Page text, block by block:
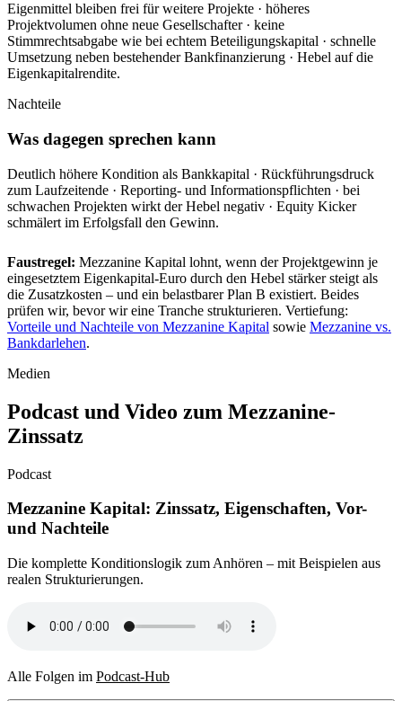
Eigenmittel bleiben frei für weitere Projekte · höheres
Projektvolumen ohne neue Gesellschafter · keine
Stimmrechtsabgabe wie bei echtem Beteiligungskapital · schnelle
Umsetzung neben bestehender Bankfinanzierung · Hebel auf die
Eigenkapitalrendite.
Nachteile
Was dagegen sprechen kann
Deutlich höhere Kondition als Bankkapital · Rückführungsdruck
zum Laufzeitende · Reporting- und Informationspflichten · bei
schwachen Projekten wirkt der Hebel negativ · Equity Kicker
schmälert im Erfolgsfall den Gewinn.
Faustregel: Mezzanine Kapital lohnt, wenn der Projektgewinn je
eingesetztem Eigenkapital-Euro durch den Hebel stärker steigt als
die Zusatzkosten – und ein belastbarer Plan B existiert. Beides
prüfen wir, bevor wir eine Tranche strukturieren. Vertiefung:
Vorteile und Nachteile von Mezzanine Kapital sowie Mezzanine vs.
Bankdarlehen.
Medien
Podcast und Video zum Mezzanine-
Zinssatz
Podcast
Mezzanine Kapital: Zinssatz, Eigenschaften, Vor-
und Nachteile
Die komplette Konditionslogik zum Anhören – mit Beispielen aus
realen Strukturierungen.
Alle Folgen im Podcast-Hub